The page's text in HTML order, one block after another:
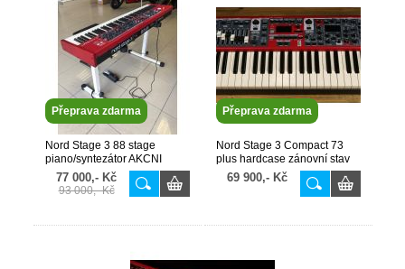
Přeprava zdarma
Nord Stage 3 88 stage
piano/syntezátor AKCNI
CENA 1 ks téměř nový kus
77 000,- Kč
93 000,- Kč
Přeprava zdarma
Nord Stage 3 Compact 73
plus hardcase zánovní stav
excelentní
69 900,- Kč